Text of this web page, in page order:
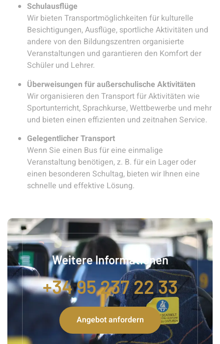
Weitere Informationen
+34 95 237 22 33
Angebot anfordern
Schulausflüge
Wir bieten Transportmöglichkeiten für kulturelle
Besichtigungen, Ausflüge, sportliche Aktivitäten und
andere von den Bildungszentren organisierte
Veranstaltungen und garantieren den Komfort der
Schüler und Lehrer.
Überweisungen für außerschulische Aktivitäten
Wir organisieren den Transport für Aktivitäten wie
Sportunterricht, Sprachkurse, Wettbewerbe und mehr
und bieten einen effizienten und zeitnahen Service.
Gelegentlicher Transport
Wenn Sie einen Bus für eine einmalige
Veranstaltung benötigen, z. B. für ein Lager oder
einen besonderen Schultag, bieten wir Ihnen eine
schnelle und effektive Lösung.